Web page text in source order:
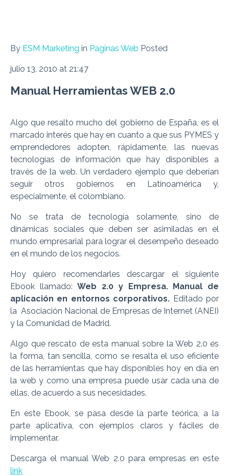
By ESM Marketing in Paginas Web Posted
julio 13, 2010 at 21:47
Manual Herramientas WEB 2.0
Algo que resalto mucho del gobierno de España, es el
marcado interés que hay en cuanto a que sus PYMES y
emprendedores adopten, rápidamente, las nuevas
tecnologías de información que hay disponibles a
través de la web. Un verdadero ejemplo que deberían
seguir otros gobiernos en Latinoamérica y,
especialmente, el colombiano.
No se trata de tecnología solamente, sino de
dinámicas sociales que deben ser asimiladas en el
mundo empresarial para lograr el desempeño deseado
en el mundo de los negocios.
Hoy quiero recomendarles descargar el siguiente
Ebook llamado:Web 2.0 y Empresa. Manual de
aplicación en entornos corporativos. Editado por
la Asociación Nacional de Empresas de Internet (ANEI)
y la Comunidad de Madrid.
Algo que rescato de esta manual sobre la Web 2.0 es
la forma, tan sencilla, como se resalta el uso eficiente
de las herramientas que hay disponibles hoy en día en
la web y como una empresa puede usar cada una de
ellas, de acuerdo a sus necesidades.
En este Ebook, se pasa desde la parte teórica, a la
parte aplicativa, con ejemplos claros y fáciles de
implementar.
Descarga el manual Web 2.0 para empresas en este
link